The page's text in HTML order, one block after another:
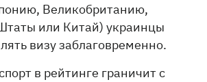
Великобританию,
или Китай) украинцы
визу заблаговременно.
в рейтинге граничит с